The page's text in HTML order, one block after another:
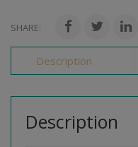
SHARE:
Description
Description